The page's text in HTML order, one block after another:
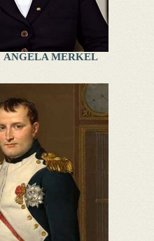
ANGELA MERKEL